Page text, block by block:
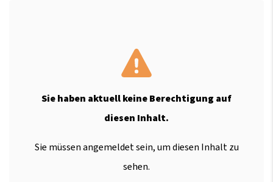
Sie haben aktuell keine Berechtigung auf
diesen Inhalt.
Sie müssen angemeldet sein, um diesen Inhalt zu
sehen.